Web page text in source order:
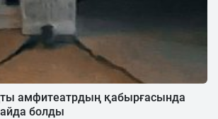
амфитеатрдың қабырғасында
болды